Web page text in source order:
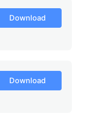
Download
Download